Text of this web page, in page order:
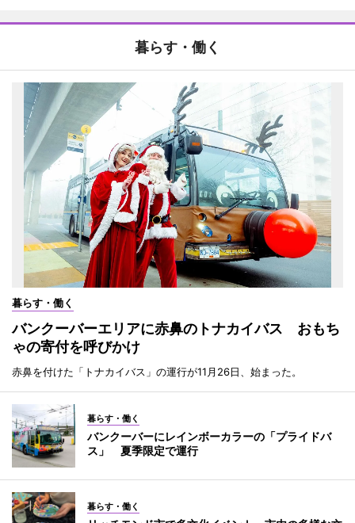
暮らす・働く
暮らす・働く
バンクーバーエリアに赤鼻のトナカイバス おもち
ゃの寄付を呼びかけ
赤鼻を付けた「トナカイバス」の運行が11月26日、始まった。
暮らす・働く
バンクーバーにレインボーカラーの「プライドバ
ス」 夏季限定で運行
暮らす・働く